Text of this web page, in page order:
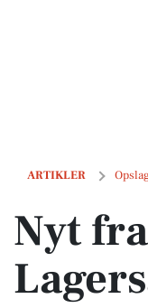
ARTIKLER
Nyt fra
Nyt fra